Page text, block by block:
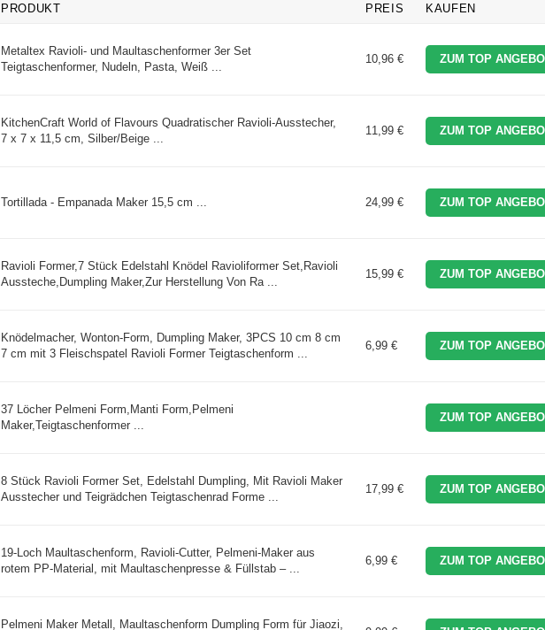
PRODUKT PREIS KAUFEN
Metaltex Ravioli- und Maultaschenformer 3er Set
Teigtaschenformer, Nudeln, Pasta, Weiß ...
10,96 € ZUM TOP
KitchenCraft World of Flavours Quadratischer Ravioli-Ausstecher,
7 x 7 x 11,5 cm, Silber/Beige ...
11,99 € ZUM TOP
Tortillada - Empanada Maker 15,5 cm ... 24,99 € ZUM TOP
Ravioli Former,7 Stück Edelstahl Knödel Ravioliformer Set,Ravioli
Aussteche,Dumpling Maker,Zur Herstellung Von Ra ...
15,99 € ZUM TOP
Knödelmacher, Wonton-Form, Dumpling Maker, 3PCS 10 cm 8 cm
7 cm mit 3 Fleischspatel Ravioli Former Teigtaschenform ...
6,99 € ZUM TOP
37 Löcher Pelmeni Form,Manti Form,Pelmeni
Maker,Teigtaschenformer ...
ZUM TOP
8 Stück Ravioli Former Set, Edelstahl Dumpling, Mit Ravioli Maker
Ausstecher und Teigrädchen Teigtaschenrad Forme ...
17,99 € ZUM TOP
19-Loch Maultaschenform, Ravioli-Cutter, Pelmeni-Maker aus
rotem PP-Material, mit Maultaschenpresse & Füllstab – ...
6,99 € ZUM TOP
Pelmeni Maker Metall, Maultaschenform Dumpling Form für Jiaozi,